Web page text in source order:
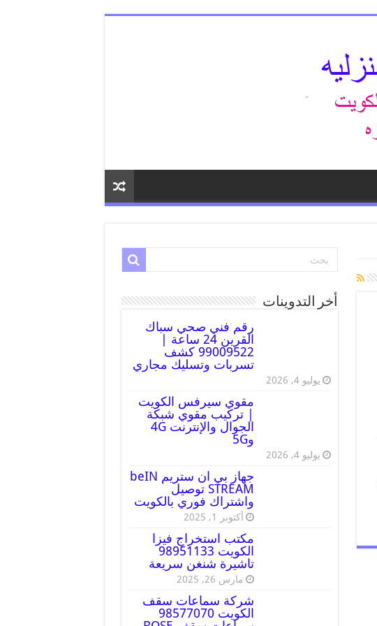
أخر التدوينات
رقم فني صحي سباك
القرين 24 ساعة |
99009522 كشف
تسربات وتسليك مجاري
يوليو 4, 2026
مقوي سيرفس الكويت
| تركيب مقوي شبكة
الجوال والإنترنت 4G
و5G
يوليو 4, 2026
جهاز بي ان ستريم beIN
STREAM توصيل
واشتراك فوري بالكويت
أكتوبر 1, 2025
مكتب استخراج فيزا
الكويت 98951133
تاشيرة شنغن سريعة
مارس 26, 2025
شركة سماعات سقف
الكويت 98577070